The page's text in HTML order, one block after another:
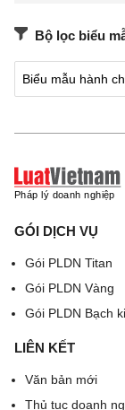
Trưởng bộ
(Ký, ghi rõ
TP. Hành
(Ký, ghi rõ
Bộ lọc biểu
GÓI DỊCH VỤ
Gói PLDN Titan
Gói PLDN Vàng
Gói PLDN Bạch
LIÊN KẾT
Văn bản mới
Thủ tục doanh